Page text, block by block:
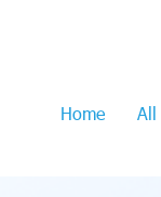
Home All